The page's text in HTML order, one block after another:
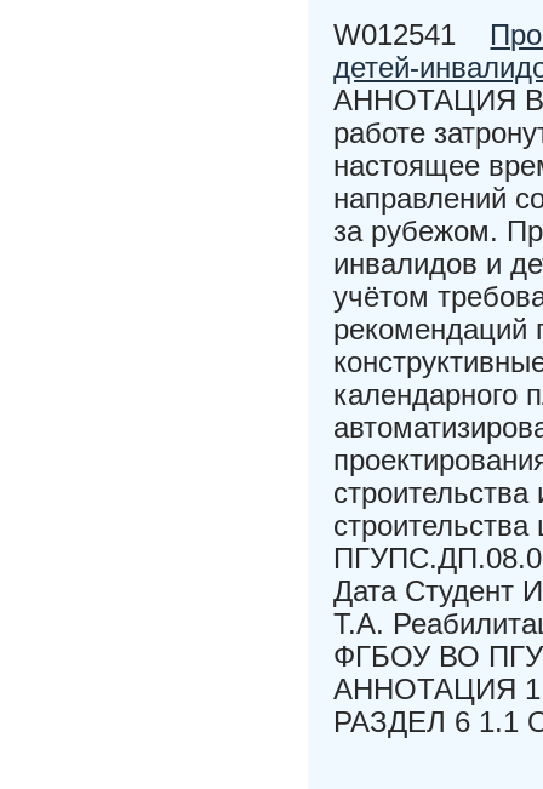
W012541
детей-
АННОТАЦИЯ В
работе
настоящее
направлений
за рубежом.
инвалидов и
учётом
рекомендаций
календарного
Дата Студент
Т.А.
ФГБОУ ВО
АННОТАЦИЯ
РАЗДЕЛ 6 1.1